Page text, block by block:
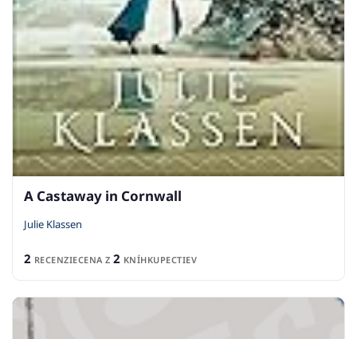
A Castaway in Cornwall
Julie Klassen
2 RECENZIECENA Z 2 KNÍHKUPECTIEV